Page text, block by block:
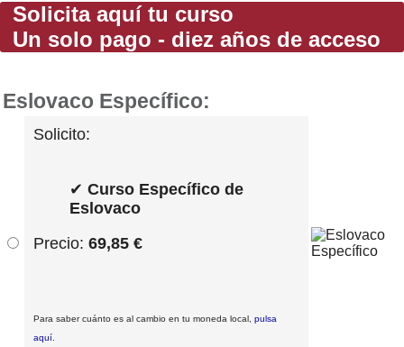
Solicita aquí tu curso
Un solo pago - diez años de acceso
Eslovaco Específico:
Solicito:
✔ Curso Específico de
Eslovaco
Precio: 69,85 €
Para saber cuánto es al cambio en tu moneda local, pulsa
aquí